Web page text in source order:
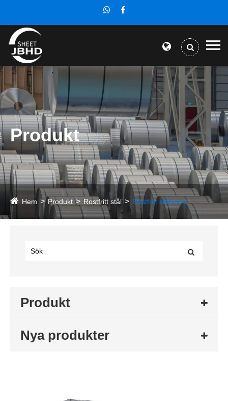
Produkt
Hem Produkt Rostfritt stål Rostfritt stålspole
Produkt
Nya produkter